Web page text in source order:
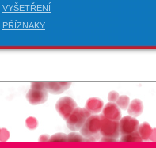
VYŠETŘENÍ
PŘÍZNAKY